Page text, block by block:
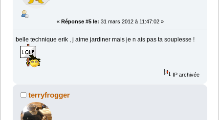
« Réponse #5 le: 31 mars 2012 à 11:47:02 »
belle technique erik , j aime jardiner mais je n ais pas ta souplesse !
IP archivée
terryfrogger